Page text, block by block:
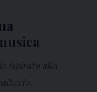
ispirato alla